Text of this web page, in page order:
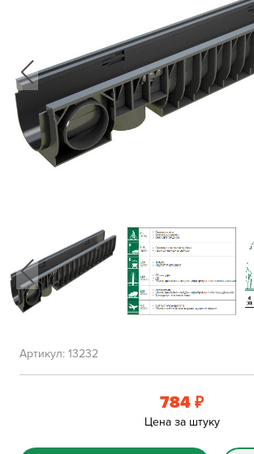
Артикул: 13232
784 ₽
Цена за штуку